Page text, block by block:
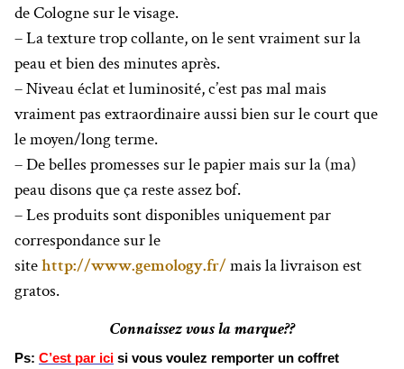
de Cologne sur le visage.
– La texture trop collante, on le sent vraiment sur la
peau et bien des minutes après.
– Niveau éclat et luminosité, c’est pas mal mais
vraiment pas extraordinaire aussi bien sur le court que
le moyen/long terme.
– De belles promesses sur le papier mais sur la (ma)
peau disons que ça reste assez bof.
– Les produits sont disponibles uniquement par
correspondance sur le
sitehttp://www.gemology.fr/mais la livraison est
gratos.
Connaissez vous la marque??
Ps: C’est par ici si vous voulez remporter un coffret